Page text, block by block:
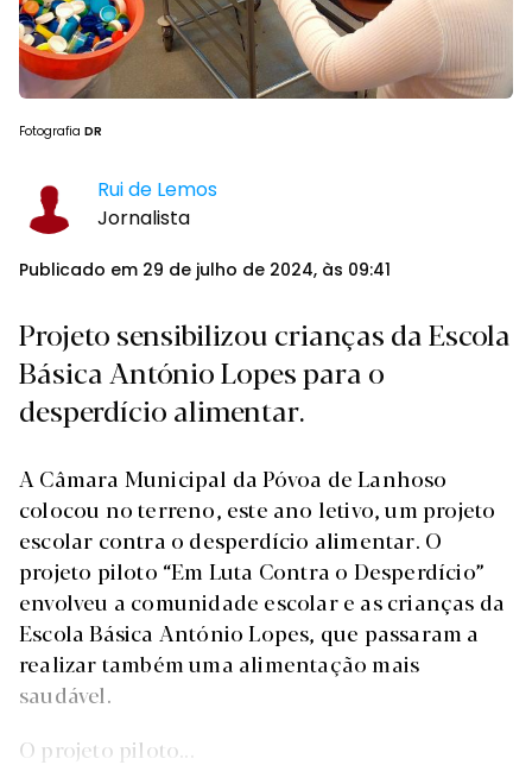
Fotografia DR
Rui de Lemos
Jornalista
Publicado em 29 de julho de 2024, às 09:41
Projeto sensibilizou crianças da Escola
Básica António Lopes para o
desperdício alimentar.
A Câmara Municipal da Póvoa de Lanhoso
colocou no terreno, este ano letivo, um projeto
escolar contra o desperdício alimentar. O
projeto piloto “Em Luta Contra o Desperdício”
envolveu a comunidade escolar e as crianças da
Escola Básica António Lopes, que passaram a
realizar também uma alimentação mais
saudável.
O projeto piloto...